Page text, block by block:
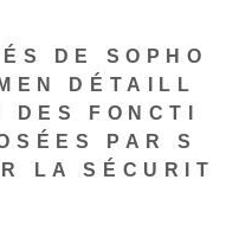
DE SOPHO
DÉTAILL
DES FONCTI
PAR S
LA SÉCURIT